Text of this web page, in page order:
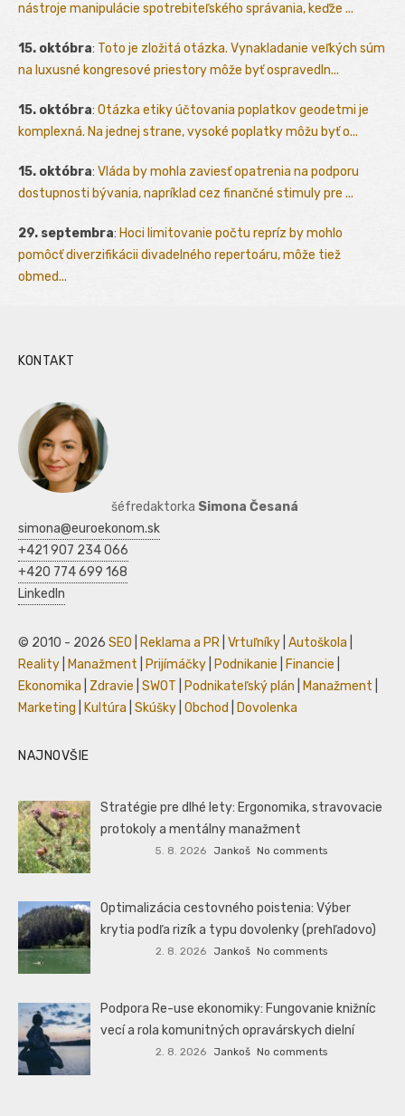
nástroje manipulácie spotrebiteľského správania, keďže ...
15. októbra: Toto je zložitá otázka. Vynakladanie veľkých súm
na luxusné kongresové priestory môže byť ospravedln...
15. októbra: Otázka etiky účtovania poplatkov geodetmi je
komplexná. Na jednej strane, vysoké poplatky môžu byť o...
15. októbra: Vláda by mohla zaviesť opatrenia na podporu
dostupnosti bývania, napríklad cez finančné stimuly pre ...
29. septembra: Hoci limitovanie počtu repríz by mohlo
pomôcť diverzifikácii divadelného repertoáru, môže tiež
obmed...
KONTAKT
šéfredaktorka Simona Česaná
simona@euroekonom.sk
+421 907 234 066
+420 774 699 168
LinkedIn
© 2010 - 2026 SEO Reklama a PR Vrtuľníky Autoškola
Reality
Manažment Prijímáčky Podnikanie Financie
Ekonomika
Zdravie SWOT Podnikateľský plán Manažment
Marketing
Kultúra Skúšky Obchod Dovolenka
NAJNOVŠIE
Stratégie pre dlhé lety: Ergonomika, stravovacie
protokoly a mentálny manažment
5. 8. 2026 Jankoš No comments
Optimalizácia cestovného poistenia: Výber
krytia podľa rizík a typu dovolenky (prehľadovo)
2. 8. 2026 Jankoš No comments
Podpora Re-use ekonomiky: Fungovanie knižníc
vecí a rola komunitných opravárskych dielní
2. 8. 2026 Jankoš No comments